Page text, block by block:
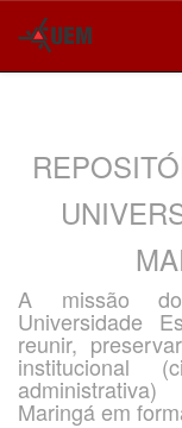
A missão do
Universidade
reunir,
institucional
Maringá em